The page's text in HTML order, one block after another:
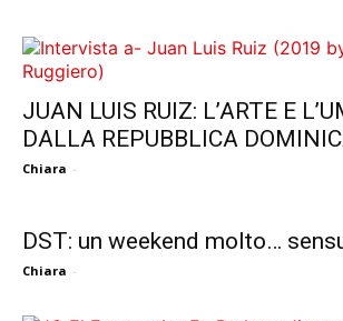
JUAN LUIS RUIZ: L’ARTE E
DALLA REPUBBLICA
Chiara -
DST: un weekend molto…
Chiara -